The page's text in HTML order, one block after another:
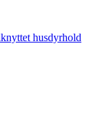
husdyrhold